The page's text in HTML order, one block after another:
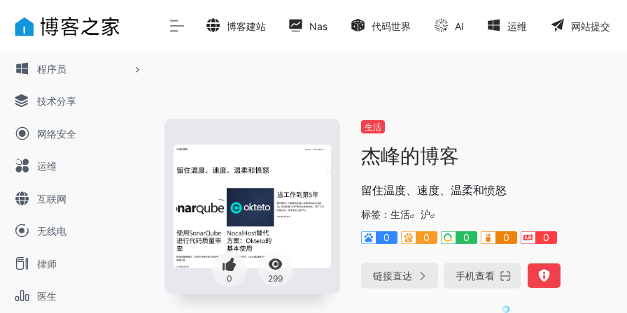
程序员
技术分享
网络安全
运维
互联网
无线电
律师
医生
博客建站 Nas 代码世界 AI 运维 网站提交
0 299
生活
杰峰的博客
留住温度、速度、温柔和愤怒
标签： 生活
沪
0
0 0 0 0
链接直达 手机查看